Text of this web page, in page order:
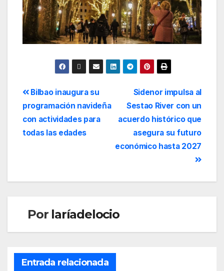
Sidenor impulsa al
Sestao River con un
acuerdo histórico que
asegura su futuro
económico hasta 2027
Bilbao inaugura su
programación navideña
con actividades para
todas las edades
Por laríadelocio
Entrada relacionada